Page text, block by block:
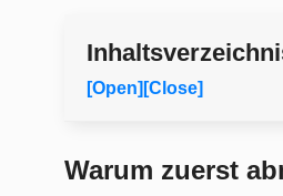
[Open] [Close]
Warum zuerst